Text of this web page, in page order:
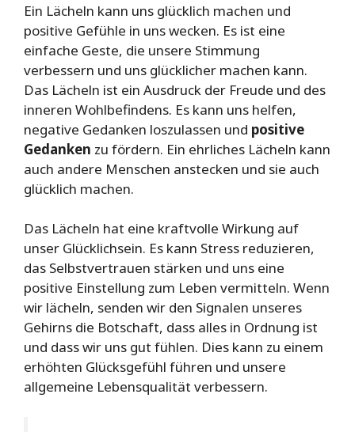
Ein Lächeln kann uns glücklich machen und
positive Gefühle in uns wecken. Es ist eine
einfache Geste, die unsere Stimmung
verbessern und uns glücklicher machen kann.
Das Lächeln ist ein Ausdruck der Freude und des
inneren Wohlbefindens. Es kann uns helfen,
negative Gedanken loszulassen und positive
Gedanken zu fördern. Ein ehrliches Lächeln kann
auch andere Menschen anstecken und sie auch
glücklich machen.
Das Lächeln hat eine kraftvolle Wirkung auf
unser Glücklichsein. Es kann Stress reduzieren,
das Selbstvertrauen stärken und uns eine
positive Einstellung zum Leben vermitteln. Wenn
wir lächeln, senden wir den Signalen unseres
Gehirns die Botschaft, dass alles in Ordnung ist
und dass wir uns gut fühlen. Dies kann zu einem
erhöhten Glücksgefühl führen und unsere
allgemeine Lebensqualität verbessern.